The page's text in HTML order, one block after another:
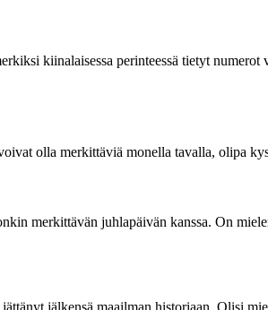
kiinalaisessa perinteessä tietyt
olla merkittäviä monella tavalla, olipa
merkittävän juhlapäivän kanssa. On